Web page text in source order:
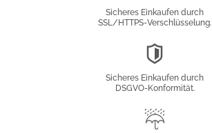
Sicheres Einkaufen durch
SSL/HTTPS-Verschlüsselung.
Sicheres Einkaufen durch
DSGVO-Konformität.